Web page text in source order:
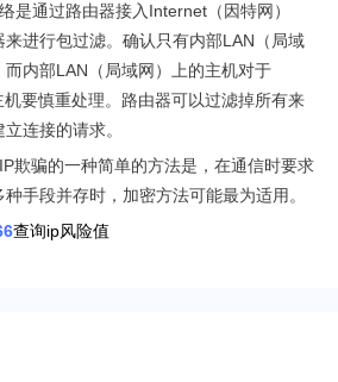
是通过路由器接入Internet（因特网）
进行包过滤。确认只有内部LAN（局域
内部LAN（局域网）上的主机对于
要慎重处理。路由器可以过滤掉所有来
连接的请求。
欺骗的一种简单的方法是，在通信时要求
手段并存时，加密方法可能最为适用。
查询ip风险值